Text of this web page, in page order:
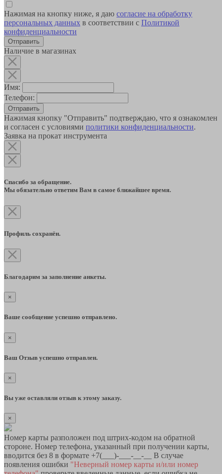
Нажимая на кнопку ниже, я даю согласие на обработку
персональных данных в соответствии с Политикой
конфиденциальности
Наличие в магазинах
Имя:
Телефон:
Отправить
Нажимая кнопку "Отправить" подтверждаю, что я ознакомлен
и согласен с условиями политики конфиденциальности.
Заявка на прокат инструмента
Спасибо за обращение.
Мы обязательно ответим Вам в самое ближайшее время.
Профиль сохранён.
Благодарим за заполнение анкеты.
×
Ваше сообщение успешно отправлено.
×
Ваш Отзыв успешно отправлен.
×
Вы уже оставляли отзыв к этому заказу.
×
Номер карты разположен под штрих-кодом на обратной
стороне. Номер телефона, указанный при получении карты,
вводится без 8 в формате +7(___)-___-__-__ В случае
появления ошибки "Неверный номер карты и/или номер